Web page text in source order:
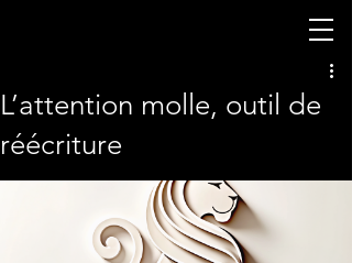
L’attention molle, outil de
réécriture